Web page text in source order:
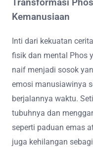
Transformasi
Kemanusiaan
Inti dari kekuatan
fisik dan mental Phos
naif menjadi sosok
emosi manusiawinya
berjalannya waktu.
tubuhnya dan
seperti paduan emas
juga kehilangan